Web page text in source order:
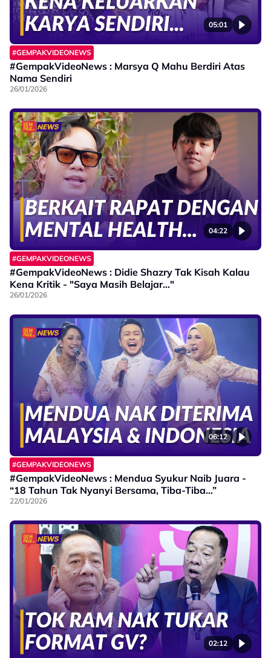
05:01
#GEMPAKVIDEONEWS
#GempakVideoNews : Marsya Q Mahu Berdiri Atas
Nama Sendiri
26/01/2026
04:22
#GEMPAKVIDEONEWS
#GempakVideoNews : Didie Shazry Tak Kisah Kalau
Kena Kritik - "Saya Masih Belajar..."
26/01/2026
06:12
#GEMPAKVIDEONEWS
#GempakVideoNews : Mendua Syukur Naib Juara -
“18 Tahun Tak Nyanyi Bersama, Tiba-Tiba…”
22/01/2026
02:12